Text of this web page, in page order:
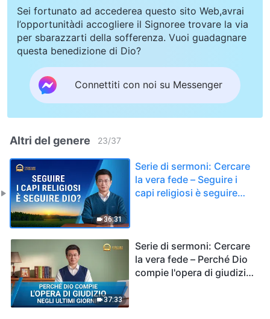
Sei fortunato ad accederea questo sito Web,avrai
l’opportunitàdi accogliere il Signoree trovare la via
per sbarazzarti della sofferenza. Vuoi guadagnare
questa benedizione di Dio?
Connettiti con noi su Messenger
Altri del genere 23/37
36:31
Serie di sermoni: Cercare
la vera fede – Seguire i
capi religiosi è seguire
37:33
Serie di sermoni: Cercare
la vera fede – Perché Dio
compie l'opera di giudizio